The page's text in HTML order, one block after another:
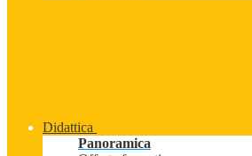
Didattica
Panoramica